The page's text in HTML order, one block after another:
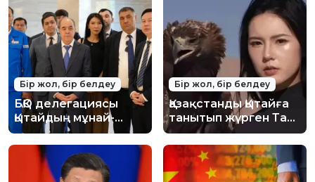
Бір жол, бір белдеу
БҚО делегациясы
Қытайдың мұнай-
химия өндірісіндегі
озық
технологияларымен
танысты
Бір жол, бір белдеу
Қазақстанды Қытайға
танытып жүрген Тао
Минсю кім? Қытайлық
блогер не үшін
"Достық" орденін
алды?